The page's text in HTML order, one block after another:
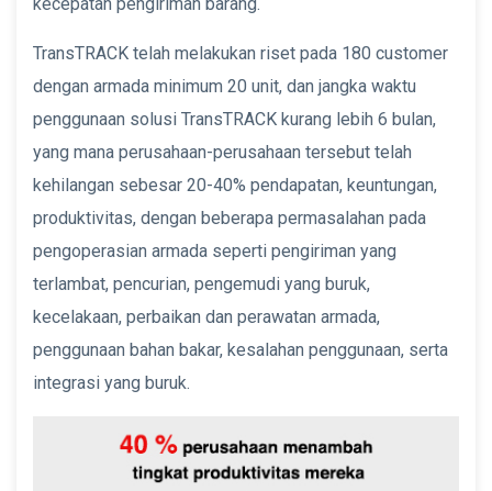
kecepatan pengiriman barang.
TransTRACK telah melakukan riset pada 180 customer
dengan armada minimum 20 unit, dan jangka waktu
penggunaan solusi TransTRACK kurang lebih 6 bulan,
yang mana perusahaan-perusahaan tersebut telah
kehilangan sebesar 20-40% pendapatan, keuntungan,
produktivitas, dengan beberapa permasalahan pada
pengoperasian armada seperti pengiriman yang
terlambat, pencurian, pengemudi yang buruk,
kecelakaan, perbaikan dan perawatan armada,
penggunaan bahan bakar, kesalahan penggunaan, serta
integrasi yang buruk.